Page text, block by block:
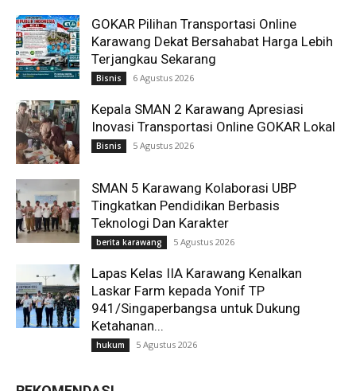
GOKAR Pilihan Transportasi Online
Karawang Dekat Bersahabat Harga Lebih
Terjangkau Sekarang
Bisnis 6 Agustus 2026
Kepala SMAN 2 Karawang Apresiasi
Inovasi Transportasi Online GOKAR Lokal
Bisnis 5 Agustus 2026
SMAN 5 Karawang Kolaborasi UBP
Tingkatkan Pendidikan Berbasis
Teknologi Dan Karakter
berita karawang 5 Agustus 2026
Lapas Kelas IIA Karawang Kenalkan
Laskar Farm kepada Yonif TP
941/Singaperbangsa untuk Dukung
Ketahanan...
hukum 5 Agustus 2026